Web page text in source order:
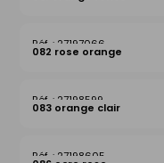
27197066
082 rose orange
27198599
083 orange clair
27198605